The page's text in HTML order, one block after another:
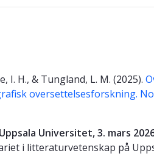
I. H., & Tungland, L. M. (2025).
oversettelsesforskning.
Universitet, 3. mars
i litteraturvetenskap på